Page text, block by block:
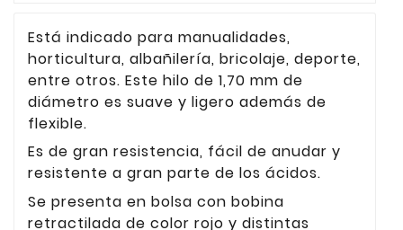
Está indicado para manualidades,
horticultura, albañilería, bricolaje, deporte,
entre otros. Este hilo de 1,70 mm de
diámetro es suave y ligero además de
flexible.
Es de gran resistencia, fácil de anudar y
resistente a gran parte de los ácidos.
Se presenta en bolsa con bobina
retractilada de color rojo y distintas